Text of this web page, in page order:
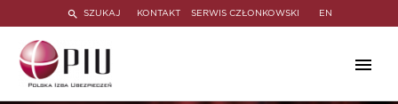
SZUKAJ KONTAKT SERWIS CZŁONKOWSKI EN